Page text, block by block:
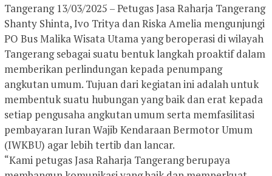
Tangerang 13/03/2025 – Petugas Jasa Raharja Tangerang
Shanty Shinta, Ivo Tritya dan Riska Amelia mengunjungi
PO Bus Malika Wisata Utama yang beroperasi di wilayah
Tangerang sebagai suatu bentuk langkah proaktif dalam
memberikan perlindungan kepada penumpang
angkutan umum. Tujuan dari kegiatan ini adalah untuk
membentuk suatu hubungan yang baik dan erat kepada
setiap pengusaha angkutan umum serta memfasilitasi
pembayaran Iuran Wajib Kendaraan Bermotor Umum
(IWKBU) agar lebih tertib dan lancar.
“Kami petugas Jasa Raharja Tangerang berupaya